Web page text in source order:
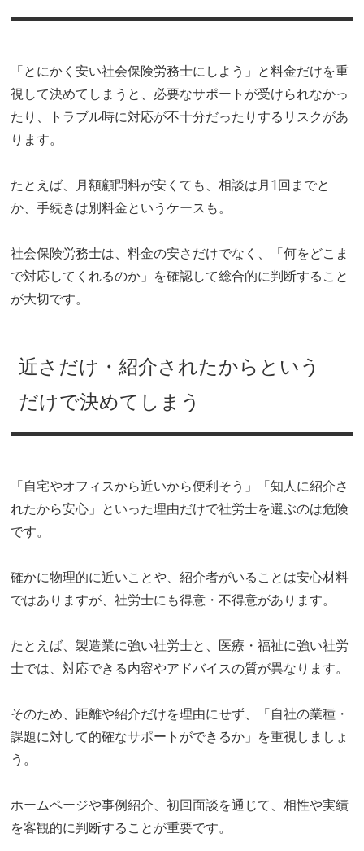
「とにかく安い社会保険労務士にしよう」と料金だけを重
視して決めてしまうと、必要なサポートが受けられなかっ
たり、トラブル時に対応が不十分だったりするリスクがあ
ります。
たとえば、月額顧問料が安くても、相談は月1回までと
か、手続きは別料金というケースも。
社会保険労務士は、料金の安さだけでなく、「何をどこま
で対応してくれるのか」を確認して総合的に判断すること
が大切です。
近さだけ・紹介されたからという
だけで決めてしまう
「自宅やオフィスから近いから便利そう」「知人に紹介さ
れたから安心」といった理由だけで社労士を選ぶのは危険
です。
確かに物理的に近いことや、紹介者がいることは安心材料
ではありますが、社労士にも得意・不得意があります。
たとえば、製造業に強い社労士と、医療・福祉に強い社労
士では、対応できる内容やアドバイスの質が異なります。
そのため、距離や紹介だけを理由にせず、「自社の業種・
課題に対して的確なサポートができるか」を重視しましょ
う。
ホームページや事例紹介、初回面談を通じて、相性や実績
を客観的に判断することが重要です。